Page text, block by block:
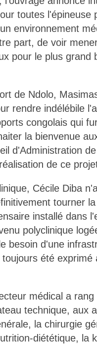
toutes l'épineuse
environnement
part, de voir
pour le plus grand
de Ndolo,
rendre indélébile
congolais qui
la bienvenue
d'Administration
de ce
Cécile Diba
tourner
installé dans
polyclinique
besoin d'une
été exprimé
médical a rang
technique, aux
la chirurgie
diététique, la